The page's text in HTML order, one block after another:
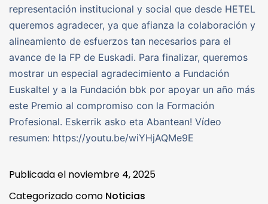
representación institucional y social que desde HETEL
queremos agradecer, ya que afianza la colaboración y
alineamiento de esfuerzos tan necesarios para el
avance de la FP de Euskadi. Para finalizar, queremos
mostrar un especial agradecimiento a Fundación
Euskaltel y a la Fundación bbk por apoyar un año más
este Premio al compromiso con la Formación
Profesional. Eskerrik asko eta Abantean! Vídeo
resumen: https://youtu.be/wiYHjAQMe9E
Publicada el noviembre 4, 2025
Categorizado como Noticias